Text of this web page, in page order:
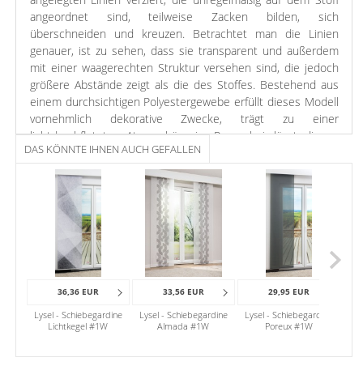
angeordnet sind, teilweise Zacken bilden, sich
überschneiden und kreuzen. Betrachtet man die Linien
genauer, ist zu sehen, dass sie transparent und außerdem
mit einer waagerechten Struktur versehen sind, die jedoch
größere Abstände zeigt als die des Stoffes. Bestehend aus
einem durchsichtigen Polyestergewebe erfüllt dieses Modell
vornehmlich dekorative Zwecke, trägt zu einer
lichtdurchfluteten Atmosphäre im Raum bei, lässt diesen
optisch größer und offener wirken. Das gesamte Zubehör,
welches Sie zur Befestigung brauchen, ist bereits im
Lieferumfang enthalten. Dazu gehört auch das Klettband, mit
welchem die Schiebegardine am Paneelwagen angebracht
wird. Der Beschwerungsstab unten trägt zu einer ebenen
Oberfläche und einem gleichmäßigen Fall des Stoffes bei.
Die Lichteffekte, die durch die transparenten Linien
entstehen, sorgen für ein stimmungsvolles Ambiente.
einen modernen Charakter. Selbst für intensive, knallige
lassen Sie durch die Kombination mit hellen Tönen wie
DAS KÖNNTE IHNEN AUCH GEFALLEN
36,36 EUR
Lysel - Schiebegardine
Lichtkegel #1W
33,56 EUR
Lysel - Schiebegardine
Almada #1W
29,95 EUR
Lysel - Schiebegardine
Poreux #1W